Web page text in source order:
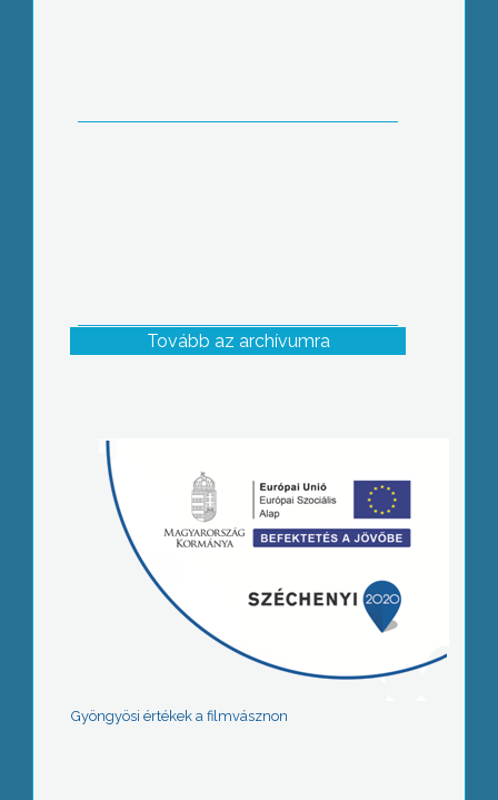
Tovább az archívumra
Gyöngyösi értékek a filmvásznon